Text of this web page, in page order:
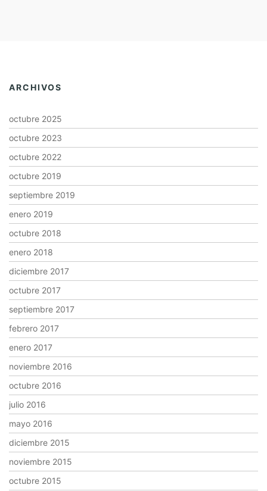
ARCHIVOS
octubre 2025
octubre 2023
octubre 2022
octubre 2019
septiembre 2019
enero 2019
octubre 2018
enero 2018
diciembre 2017
octubre 2017
septiembre 2017
febrero 2017
enero 2017
noviembre 2016
octubre 2016
julio 2016
mayo 2016
diciembre 2015
noviembre 2015
octubre 2015